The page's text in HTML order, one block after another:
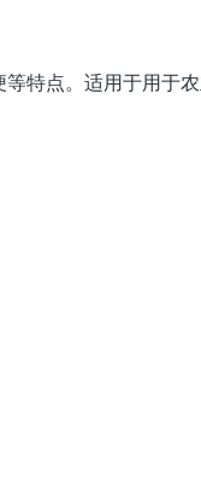
特点。适用于用于